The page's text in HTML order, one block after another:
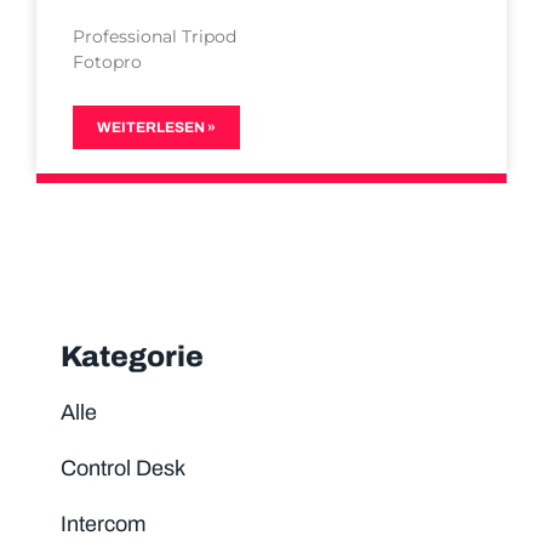
Kategorie
Alle
Control Desk
Intercom
Professional Tripod
Fotopro
WEITERLESEN »